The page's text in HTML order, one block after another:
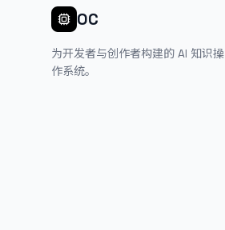
OC
为开发者与创作者构建的 AI 知识操
作系统。